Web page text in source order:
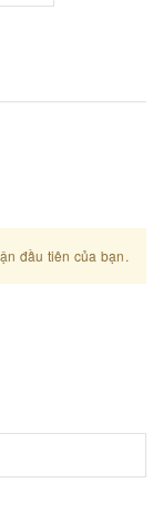
đầu tiên của bạn.